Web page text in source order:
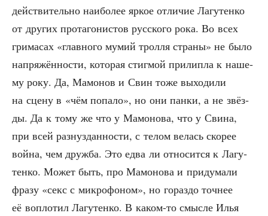
дей­стви­тель­но наи­бо­лее яркое отли­чие Лагу­тен­ко
от дру­гих про­та­го­ни­стов рус­ско­го рока. Во всех
гри­ма­сах «глав­но­го мумий трол­ля стра­ны» не было
напря­жён­но­сти, кото­рая стиг­мой при­лип­ла к наше­
му року. Да, Мамо­нов и Свин тоже выхо­ди­ли
на сце­ну в «чём попа­ло», но они пан­ки, а не звёз­
ды. Да к тому же что у Мамо­но­ва, что у Сви­на,
при всей раз­нуз­дан­но­сти, с телом велась ско­рее
вой­на, чем друж­ба. Это едва ли отно­сит­ся к Лагу­
тен­ко. Может быть, про Мамо­но­ва и при­ду­ма­ли
фра­зу «секс с мик­ро­фо­ном», но гораз­до точ­нее
её вопло­тил Лагу­тен­ко. В каком-то смыс­ле Илья